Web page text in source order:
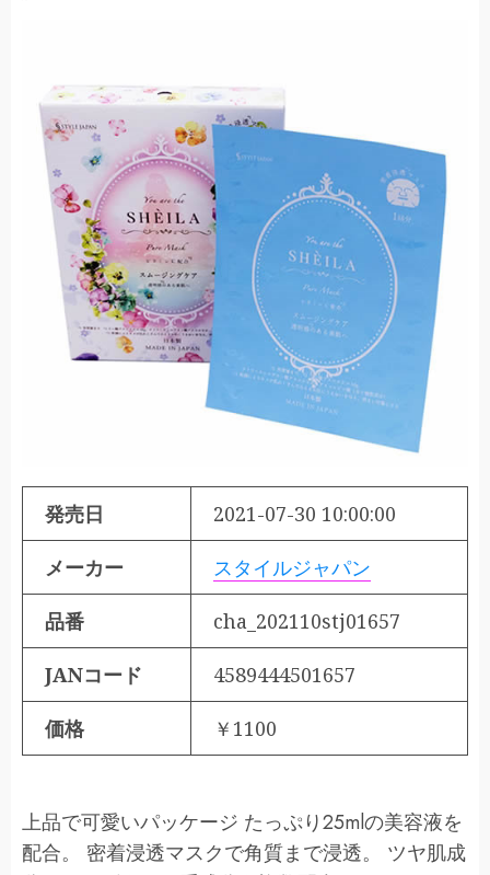
発売日 2021-07-30 10:00:00
メーカー スタイルジャパン
品番 cha_202110stj01657
JANコード 4589444501657
価格 ￥1100
上品で可愛いパッケージ たっぷり25mlの美容液を
配合。 密着浸透マスクで角質まで浸透。 ツヤ肌成